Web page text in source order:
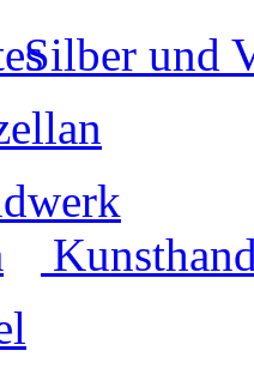
Silber und